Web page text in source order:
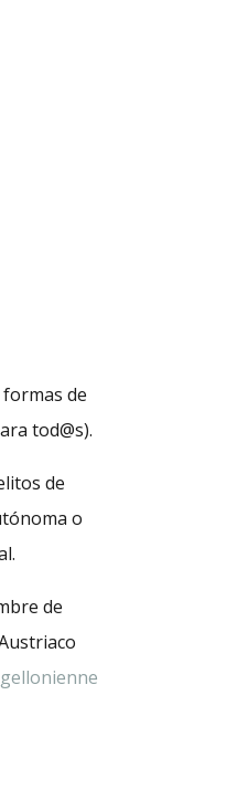
de
tod@s).
de
o
de